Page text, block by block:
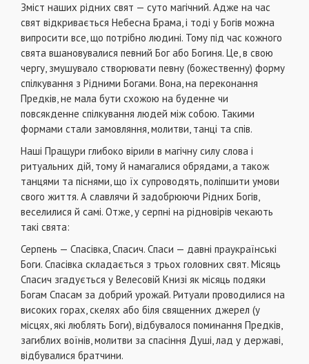
Зміст наших рідних свят — суто магічний. Адже на час
свят відкривається Небесна Брама, і тоді у Богів можна
випросити все, що потрібно людині. Тому під час кожного
свята вшановувалися певний Бог або Богиня. Це, в свою
чергу, змушувало створювати певну (божественну) форму
спілкування з Рідними Богами. Вона, на переконання
Предків, не мала бути схожою на буденне чи
повсякденне спілкування людей між собою. Такими
формами стали замовляння, молитви, танці та спів.
Наші Пращури глибоко вірили в магічну силу слова і
ритуальних дій, тому й намагалися обрядами, а також
танцями та піснями, що їх супроводять, поліпшити умови
свого життя. А славлячи й задобрюючи Рідних Богів,
веселилися й самі. Отже, у серпні на рідновірів чекають
такі свята:
Серпень — Спасівка, Спасич. Спаси — давні праукраїнські
Боги. Спасівка складається з трьох головних свят. Місяць
Спасич згадується у Велесовій Книзі як місяць подяки
Богам Спасам за добрий урожай. Ритуали проводилися на
високих горах, скелях або біля священних джерел (у
місцях, якi люблять Боги), відбувалося поминання Предків,
загиблих воїнів, молитви за спасіння Душі, лад у державі,
відбувалися братчини.